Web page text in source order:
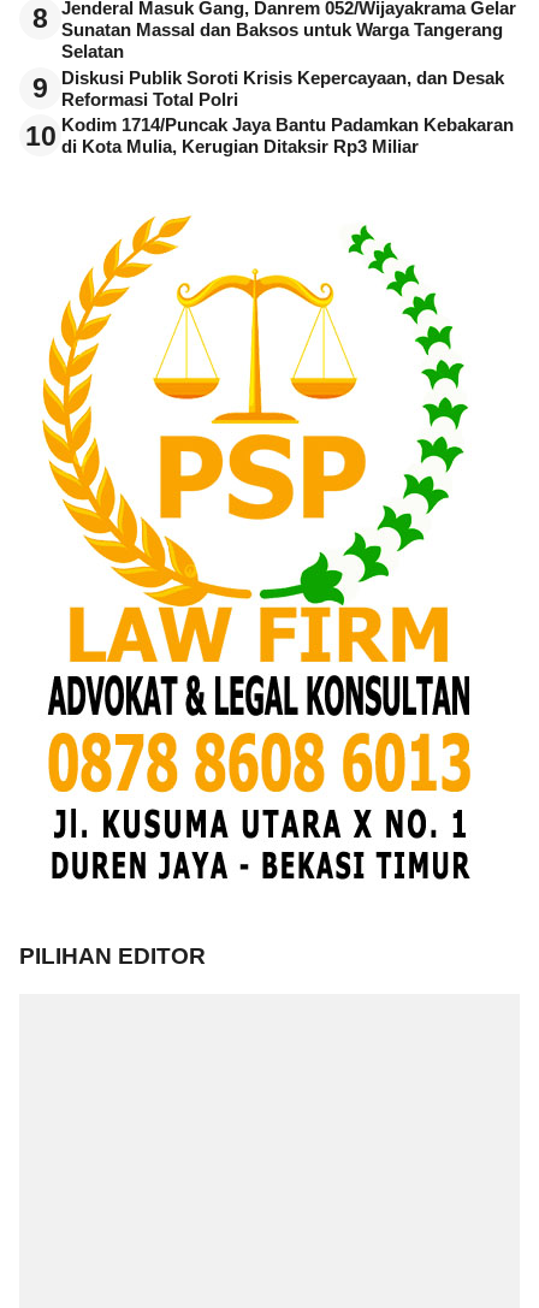
8
Jenderal Masuk Gang, Danrem 052/Wijayakrama Gelar
Sunatan Massal dan Baksos untuk Warga Tangerang
Selatan
9
Diskusi Publik Soroti Krisis Kepercayaan, dan Desak
Reformasi Total Polri
10 Kodim 1714/Puncak Jaya Bantu Padamkan Kebakaran
di Kota Mulia, Kerugian Ditaksir Rp3 Miliar
PILIHAN EDITOR